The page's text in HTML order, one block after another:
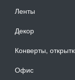
Ленты
Декор
Конверты,
Офис